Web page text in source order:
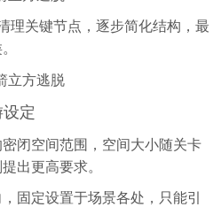
理关键节点，逐步简化结构，最
定
密闭空间范围，空间大小随关卡
出更高要求。
固定设置于场景各处，只能引